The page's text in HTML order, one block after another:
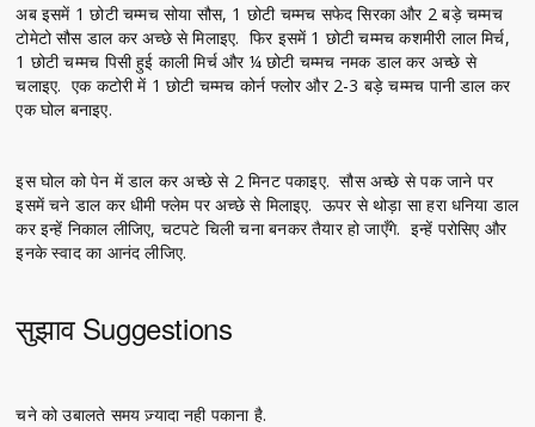
अब इसमें 1 छोटी चम्मच सोया सौस, 1 छोटी चम्मच सफेद सिरका और 2 बड़े चम्मच
टोमेटो सौस डाल कर अच्छे से मिलाइए. फिर इसमें 1 छोटी चम्मच कशमीरी लाल मिर्च,
1 छोटी चम्मच पिसी हुई काली मिर्च और ¼ छोटी चम्मच नमक डाल कर अच्छे से
चलाइए. एक कटोरी में 1 छोटी चम्मच कोर्न फ्लोर और 2-3 बड़े चम्मच पानी डाल कर
एक घोल बनाइए.
इस घोल को पेन में डाल कर अच्छे से 2 मिनट पकाइए. सौस अच्छे से पक जाने पर
इसमें चने डाल कर धीमी फ्लेम पर अच्छे से मिलाइए. ऊपर से थोड़ा सा हरा धनिया डाल
कर इन्हें निकाल लीजिए, चटपटे चिली चना बनकर तैयार हो जाएँगे. इन्हें परोसिए और
इनके स्वाद का आनंद लीजिए.
सुझाव Suggestions
चने को उबालते समय ज़्यादा नही पकाना है.